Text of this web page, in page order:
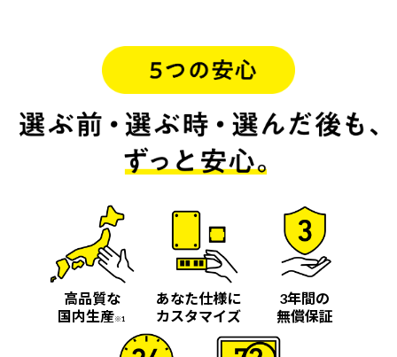
高品質な
国内生産※1
あなた仕様に
カスタマイズ
3年間の
無償保証